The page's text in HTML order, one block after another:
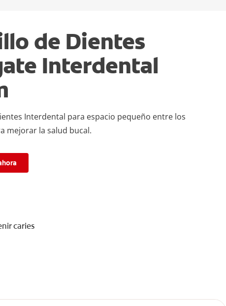
de Dientes
Interdental
Interdental para espacio pequeño entre los
mejorar la salud bucal.
caries